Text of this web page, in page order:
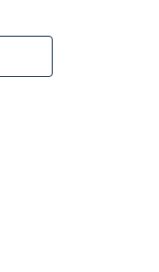
か？」という疑問
めたような壮絶な